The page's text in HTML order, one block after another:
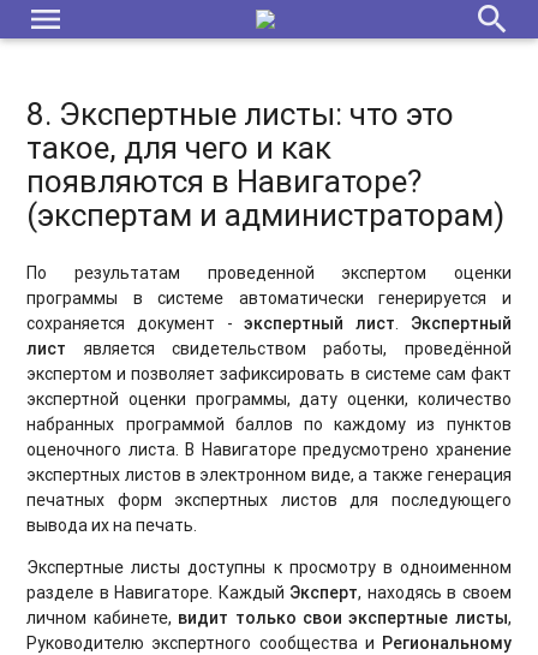
menu search
8. Экспертные листы: что это
такое, для чего и как
появляются в Навигаторе?
(экспертам и администраторам)
По результатам проведенной экспертом оценки
программы в системе автоматически генерируется и
сохраняется документ -экспертный лист. Экспертный
лист является свидетельством работы, проведённой
экспертом и позволяет зафиксировать в системе сам факт
экспертной оценки программы, дату оценки, количество
набранных программой баллов по каждому из пунктов
оценочного листа. В Навигаторе предусмотрено хранение
экспертных листов в электронном виде, а также генерация
печатных форм экспертных листов для последующего
вывода их на печать.
Экспертные листы доступны к просмотру в одноименном
разделе в Навигаторе. Каждый Эксперт, находясь в своем
личном кабинете, видит только свои экспертные листы,
Руководителю экспертного сообщества и Региональному